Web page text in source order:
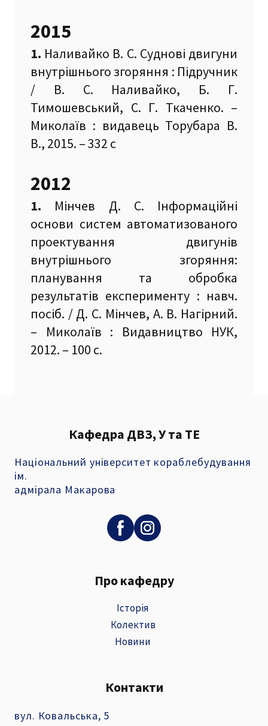
2015
1. Наливайко В. С. Суднові двигуни
внутрішнього згоряння : Підручник
/ В. С. Наливайко, Б. Г.
Тимошевський, С. Г. Ткаченко. –
Миколаїв : видавець Торубара В.
В., 2015. – 332 с
2012
1. Мінчев Д. С. Інформаційні
основи систем автоматизованого
проектування двигунів
внутрішнього згоряння:
планування та обробка
результатів експерименту : навч.
посіб. / Д. С. Мінчев, А. В. Нагірний.
– Миколаїв : Видавництво НУК,
2012. – 100 с.
Кафедра ДВЗ, У та ТЕ
Національний університет кораблебудування
ім.
адмірала Макарова
Про кафедру
Історія
Колектив
Новини
Контакти
вул. Ковальська, 5